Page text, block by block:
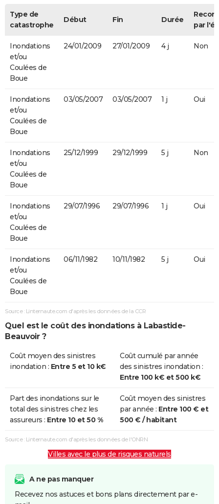
Type de
catastrophe
Début Fin Durée
par
Inondations
et/ou
Coulées de
Boue
24/01/2009 27/01/2009 4 j Non
Inondations
et/ou
Coulées de
Boue
03/05/2007 03/05/2007 1 j Oui
Inondations
et/ou
Coulées de
Boue
25/12/1999 29/12/1999 5 j Non
Inondations
et/ou
Coulées de
Boue
29/07/1996 29/07/1996 1 j Oui
Inondations
et/ou
Coulées de
Boue
06/11/1982 10/11/1982 5 j Oui
Source : Linternaute.com d'après les données de la CCR
Quel est le coût des inondations à Labastide-
Beauvoir ?
Coût moyen des sinistres
inondation : Entre 5 et 10 k€
Coût cumulé par année
des sinistres inondation :
Entre 100 k€ et 500 k€
Part des inondations sur le
total des sinistres chez les
assureurs : Entre 10 et 50 %
Coût moyen des sinistres
par année : Entre 100 € et
500 € / habitant
Source : Linternaute.com d'après les données de l'ONRN
Villes avec le plus de risques naturels
A ne pas manquer
Recevez nos astuces et bons plans directement par e-